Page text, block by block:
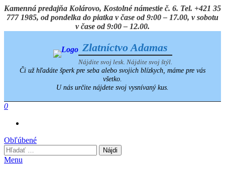
Preskočiť
na
Kamenná predajňa Kolárovo, Kostolné námestie č. 6. Tel. +421 35
777 1985, od pondelka do piatka v čase od 9:00 – 17.00, v sobotu
v čase od 9:00 – 12.00.
Zlatníctvo Adamas
Nájdite svoj lesk. Nájdite svoj štýl.
Či už hľadáte šperk pre seba alebo svojich blízkych, máme pre vás
všetko.
U nás určite nájdete svoj vysnívaný kus.
0
Obľúbené
Hľadať:
Menu